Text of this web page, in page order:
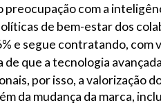
com a
de bem-estar dos
e segue contratando, com
de que a tecnologia
por isso, a valorização
da mudança da marca,